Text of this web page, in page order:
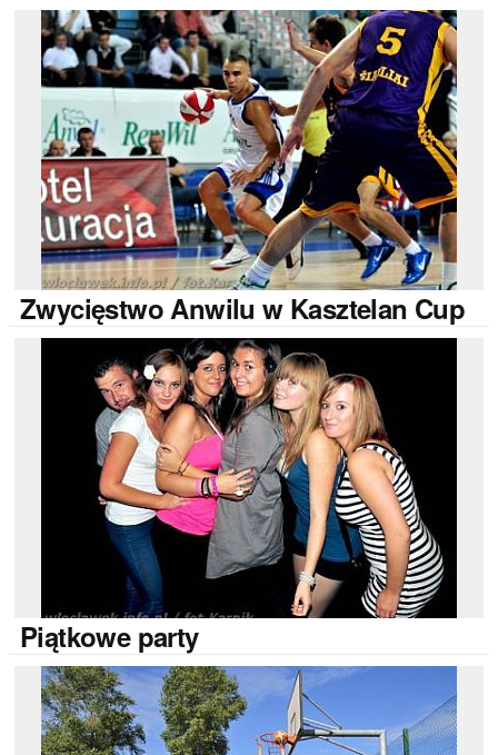
ZwycięstwoAnwilu w Kasztelan Cup
Piątkoweparty